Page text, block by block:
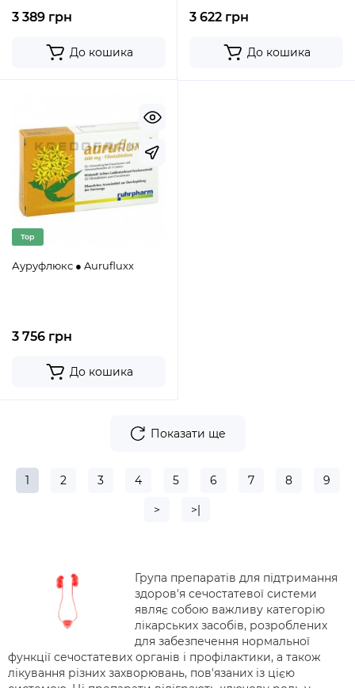
3 389 грн
До кошика
3 622 грн
До кошика
Top
Ауруфлюкс ● Aurufluxx
3 756 грн
До кошика
Показати ще
1 2 3 4 5 6 7 8 9
> >|
Група препаратів для підтримання
здоров'я сечостатевої системи
являє собою важливу категорію
лікарських засобів, розроблених
для забезпечення нормальної
функції сечостатевих органів і профілактики, а також
лікування різних захворювань, пов'язаних із цією